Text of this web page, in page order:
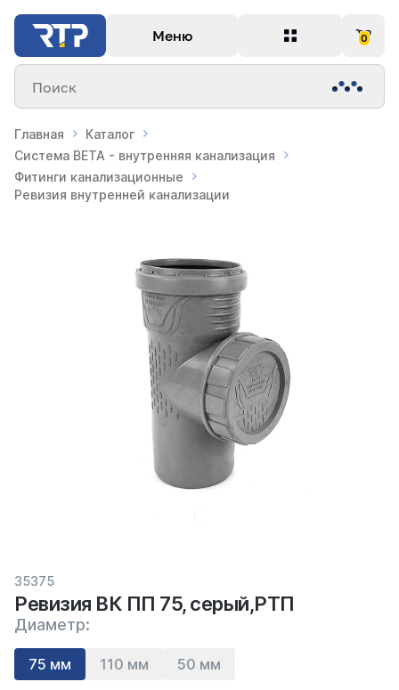
Меню 0
Поиск
Главная
Каталог
Система BETA - внутренняя канализация
Фитинги канализационные
Ревизия внутренней канализации
35375
Ревизия ВК ПП 75, серый,РТП
Диаметр:
75 мм 110 мм 50 мм